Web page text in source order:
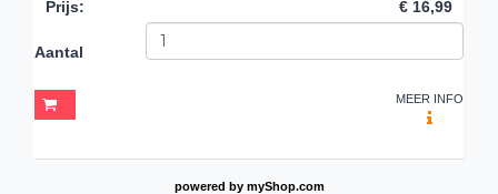
Prijs: € 16,99
Aantal
MEER INFO
powered by myShop.com